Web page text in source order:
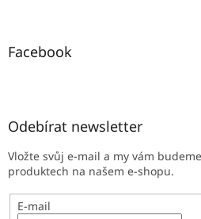
Facebook
Odebírat newsletter
Vložte svůj e-mail a my vám
produktech na našem e-shopu.
E-mail